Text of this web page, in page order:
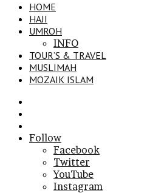
HOME
HAJI
UMROH
INFO
TOUR’S & TRAVEL
MUSLIMAH
MOZAIK ISLAM
In
Follow
Facebook
Twitter
YouTube
Instagram